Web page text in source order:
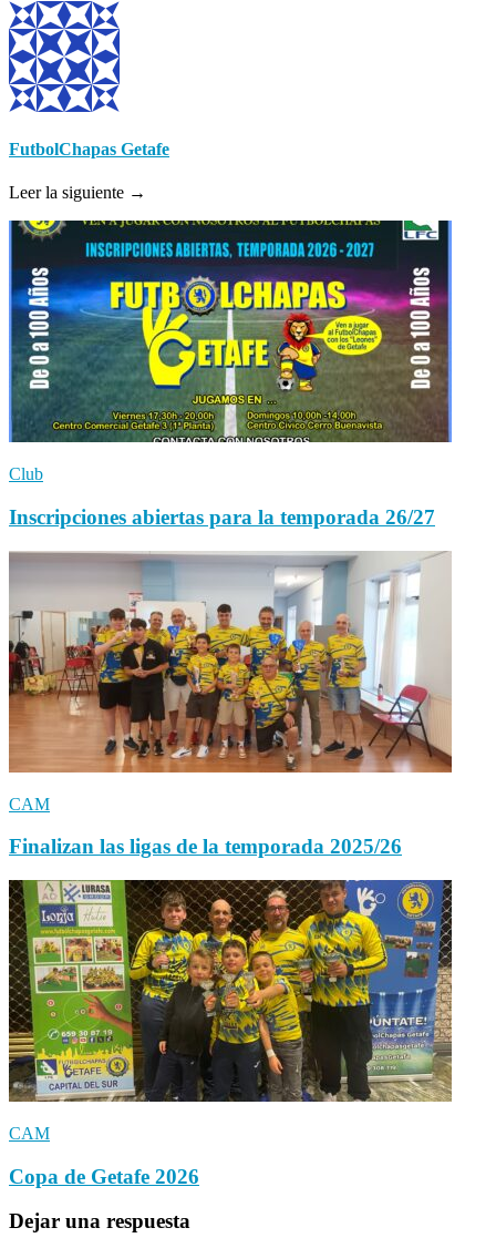
FutbolChapas Getafe
Leer la siguiente →
Club
Inscripciones abiertas para la temporada 26/27
CAM
Finalizan las ligas de la temporada 2025/26
CAM
Copa de Getafe 2026
Dejar una respuesta